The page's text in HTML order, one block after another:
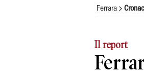
Ferrara
Il report